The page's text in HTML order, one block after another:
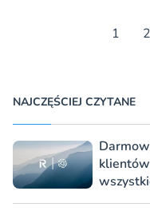
1 2
NAJCZĘŚCIEJ CZYTANE